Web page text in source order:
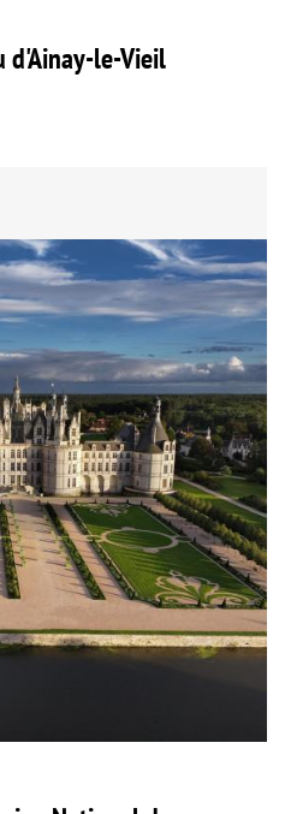
d'Ainay-le-Vieil